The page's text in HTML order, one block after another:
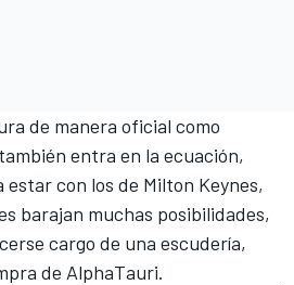
de manera oficial como
entra en la ecuación,
estar con los de Milton Keynes,
barajan muchas posibilidades,
cargo de una escudería,
de AlphaTauri.